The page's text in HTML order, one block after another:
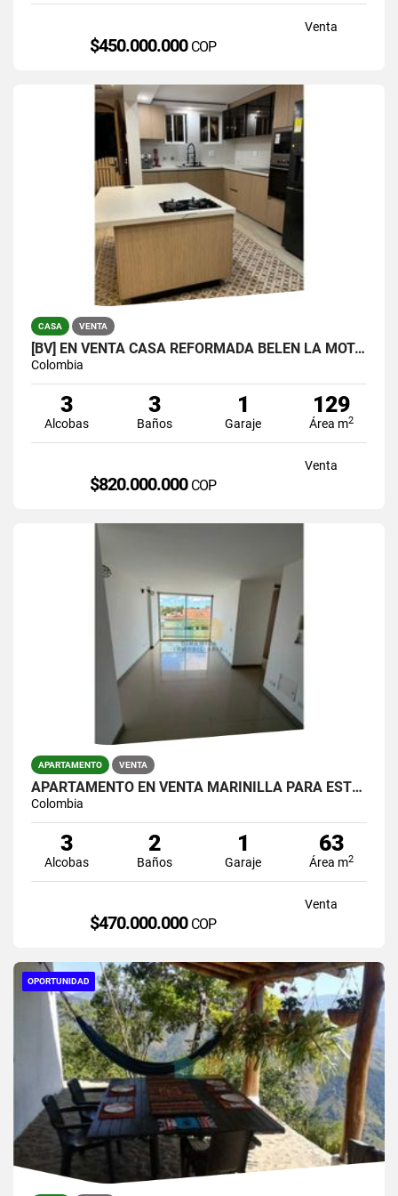
Venta
$450.000.000 COP
CASA VENTA
[BV] EN VENTA CASA REFORMADA BELÉN LA MOTA, MEDELLÍN, ANTIOQUIA
Colombia
3
Alcobas
3
Baños
1
Garaje
129
Área m2
Venta
$820.000.000 COP
APARTAMENTO VENTA
APARTAMENTO EN VENTA MARINILLA PARA ESTRENAR
Colombia
3
Alcobas
2
Baños
1
Garaje
63
Área m2
Venta
$470.000.000 COP
OPORTUNIDAD